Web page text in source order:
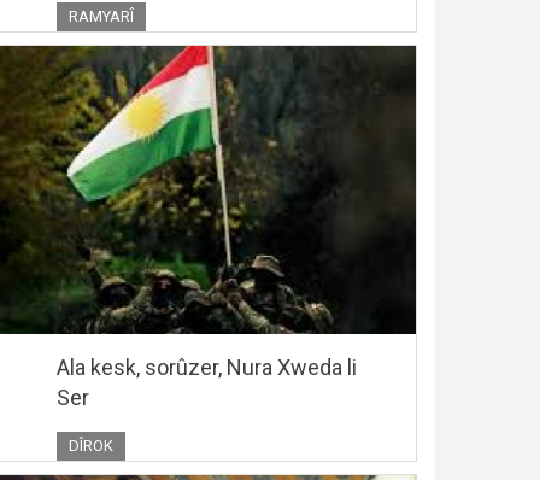
RAMYARÎ
Ala kesk, sorûzer, Nura Xweda li
Ser
DÎROK